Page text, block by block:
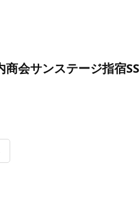
商会サンステージ指宿SS